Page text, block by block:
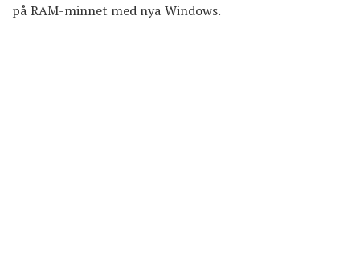
på RAM-minnet med nya Windows.